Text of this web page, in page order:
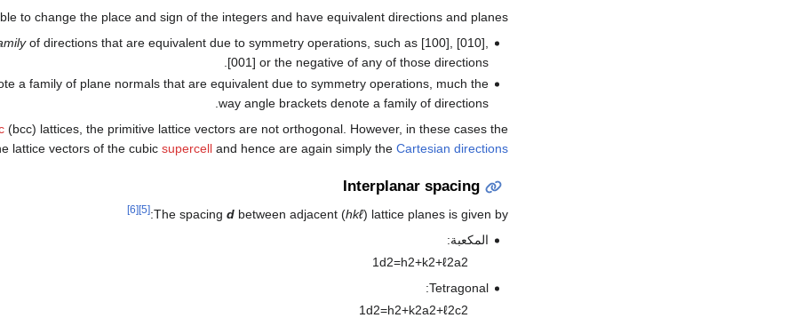
to change the place and sign of the integers and have equivalent directions and planes:
of directions that are equivalent due to symmetry operations, such as [100], [010],
[001] or the negative of any of those directions.
a family of plane normals that are equivalent due to symmetry operations, much the
way angle brackets denote a family of directions.
(bcc) lattices, the primitive lattice vectors are not orthogonal. However, in these cases the
lattice vectors of the cubic supercell and hence are again simply the Cartesian directions
Interplanar spacing
The spacing d between adjacent (hkℓ) lattice planes is given by:
[5]
[6]
المكعبة:
1d2=h2+k2+ℓ2a2
Tetragonal:
1d2=h2+k2a2+ℓ2c2